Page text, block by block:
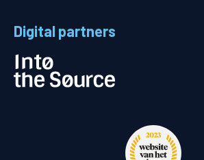
Digital partners